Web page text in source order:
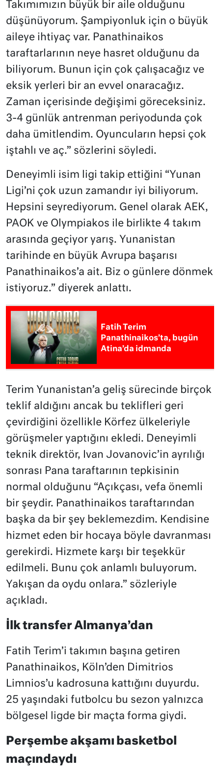
Takımımızın büyük bir aile olduğunu
düşünüyorum. Şampiyonluk için o büyük
aileye ihtiyaç var. Panathinaikos
taraftarlarının neye hasret olduğunu da
biliyorum. Bunun için çok çalışacağız ve
eksik yerleri bir an evvel onaracağız.
Zaman içerisinde değişimi göreceksiniz.
3-4 günlük antrenman periyodunda çok
daha ümitlendim. Oyuncuların hepsi çok
iştahlı ve aç.” sözlerini söyledi.
Deneyimli isim ligi takip ettiğini “Yunan
Ligi’ni çok uzun zamandır iyi biliyorum.
Hepsini seyrediyorum. Genel olarak AEK,
PAOK ve Olympiakos ile birlikte 4 takım
arasında geçiyor yarış. Yunanistan
tarihinde en büyük Avrupa başarısı
Panathinaikos’a ait. Biz o günlere dönmek
istiyoruz.” diyerek anlattı.
Fatih Terim
Panathinaikos’ta, bugün
Atina’da idmanda
Terim Yunanistan’a geliş sürecinde birçok
teklif aldığını ancak bu teklifleri geri
çevirdiğini özellikle Körfez ülkeleriyle
görüşmeler yaptığını ekledi. Deneyimli
teknik direktör, Ivan Jovanovic’in ayrılığı
sonrası Pana taraftarının tepkisinin
normal olduğunu “Açıkçası, vefa önemli
bir şeydir. Panathinaikos taraftarından
başka da bir şey beklemezdim. Kendisine
hizmet eden bir hocaya böyle davranması
gerekirdi. Hizmete karşı bir teşekkür
edilmeli. Bunu çok anlamlı buluyorum.
Yakışan da oydu onlara.” sözleriyle
açıkladı.
İlk transfer Almanya’dan
Fatih Terim’i takımın başına getiren
Panathinaikos, Köln’den Dimitrios
Limnios’u kadrosuna kattığını duyurdu.
25 yaşındaki futbolcu bu sezon yalnızca
bölgesel ligde bir maçta forma giydi.
Perşembe akşamı basketbol
maçındaydı